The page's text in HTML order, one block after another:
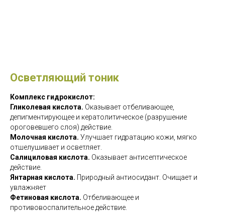
Осветляющий тоник
Комплекс гидрокислот:
Гликолевая кислота. Оказывает отбеливающее,
депигментирующее и кератолитическое (разрушение
ороговевшего слоя) действие.
Молочная кислота. Улучшает гидратацию кожи, мягко
отшелушивает и осветляет.
Салициловая кислота. Оказывает антисептическое
действие.
Янтарная кислота. Природный антиосидант. Очищает и
увлажняет
Фетиновая кислота. Отбеливающее и
противовоспалительное действие.